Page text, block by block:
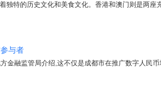
独特的历史文化和美食文化。香港和澳门则是两座
与者
融监管局介绍,这不仅是成都市在推广数字人民币